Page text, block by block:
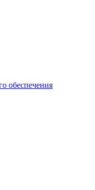
обеспечения